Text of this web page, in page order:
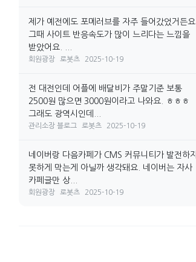
제가 예전에도 포메러브를 자주 들어갔었거든요.
그때 사이트 반응속도가 많이 느리다는 느낌을
받았어요. ...
회원광장 로봇츠 2025-10-19
전 대전인데 어플에 배달비가 주말기준 보통
2500원 많으면 3000원이라고 나와요. ㅎㅎㅎ
그래도 광역시인데...
관리소장 블로그 로봇츠 2025-10-19
네이버랑 다음카페가 CMS 커뮤니티가 발전하지
못하게 막는게 아닐까 생각돼요. 네이버는 자사
카페글만 상...
회원광장 로봇츠 2025-10-19